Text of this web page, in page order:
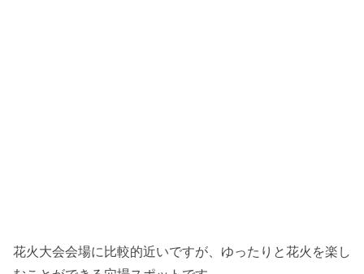
花火大会会場に比較的近いですが、ゆったりと花火を楽し